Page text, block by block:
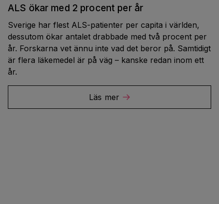
ALS ökar med 2 procent per år
Sverige har flest ALS-patienter per capita i världen,
dessutom ökar antalet drabbade med två procent per
år. Forskarna vet ännu inte vad det beror på. Samtidigt
är flera läkemedel är på väg – kanske redan inom ett
år.
Läs mer